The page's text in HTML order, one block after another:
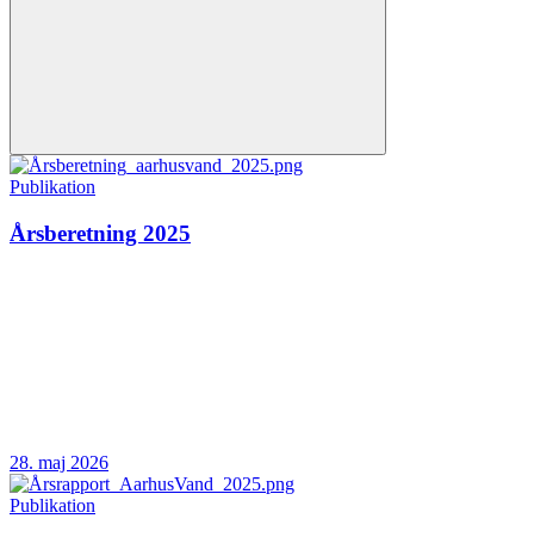
Publikation
Årsberetning 2025
28. maj 2026
Publikation